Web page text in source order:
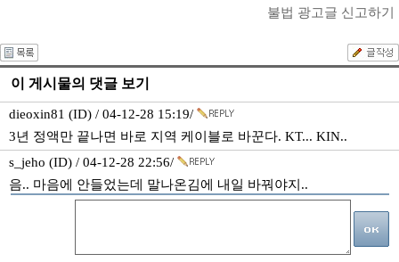
불법 광고글 신고하기
이 게시물의 댓글 보기
dieoxin81 (ID) / 04-12-28 15:19/
3년 정액만 끝나면 바로 지역 케이블로 바꾼다. KT... KIN..
s_jeho (ID) / 04-12-28 22:56/
음.. 마음에 안들었는데 말나온김에 내일 바꿔야지..